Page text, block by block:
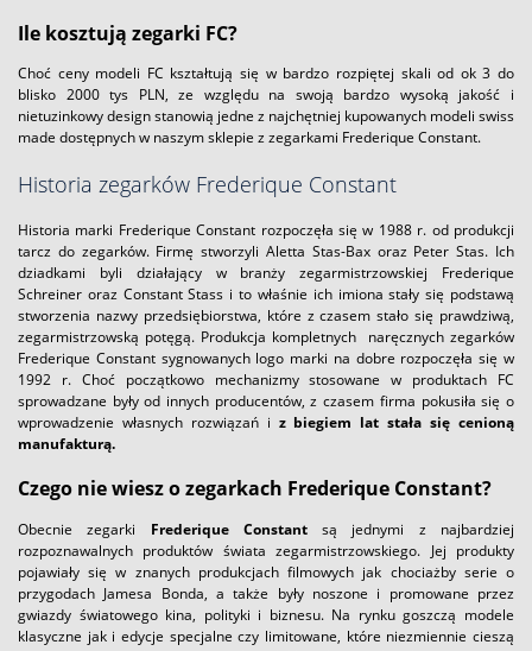
Ile kosztują zegarki FC?
Choć ceny modeli FC kształtują się w bardzo rozpiętej skali od ok 3 do
blisko 2000 tys PLN, ze względu na swoją bardzo wysoką jakość i
nietuzinkowy design stanowią jedne z najchętniej kupowanych modeli swiss
made dostępnych w naszym sklepie z zegarkami Frederique Constant.
Historia zegarków Frederique Constant
Historia marki Frederique Constant rozpoczęła się w 1988 r. od produkcji
tarcz do zegarków. Firmę stworzyli Aletta Stas-Bax oraz Peter Stas. Ich
dziadkami byli działający w branży zegarmistrzowskiej Frederique
Schreiner oraz Constant Stass i to właśnie ich imiona stały się podstawą
stworzenia nazwy przedsiębiorstwa, które z czasem stało się prawdziwą,
zegarmistrzowską potęgą. Produkcja kompletnych naręcznych zegarków
Frederique Constant sygnowanych logo marki na dobre rozpoczęła się w
1992 r. Choć początkowo mechanizmy stosowane w produktach FC
sprowadzane były od innych producentów, z czasem firma pokusiła się o
wprowadzenie własnych rozwiązań i z biegiem lat stała się cenioną
manufakturą.
Czego nie wiesz o zegarkach Frederique Constant?
Obecnie zegarki Frederique Constantsą jednymi z najbardziej
rozpoznawalnych produktów świata zegarmistrzowskiego. Jej produkty
pojawiały się w znanych produkcjach filmowych jak chociażby serie o
przygodach Jamesa Bonda, a także były noszone i promowane przez
gwiazdy światowego kina, polityki i biznesu. Na rynku goszczą modele
klasyczne jak i edycje specjalne czy limitowane, które niezmiennie cieszą